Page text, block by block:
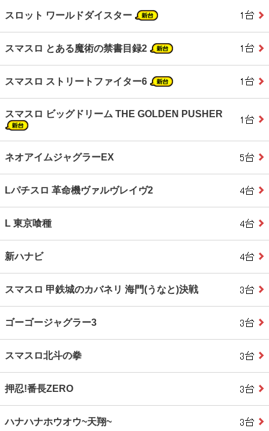
スロット ワールドダイスター
スマスロ とある魔術の禁書目録2
スマスロ ストリートファイター6
スマスロ ビッグドリーム THE GOLDEN PUSHER
ネオアイムジャグラーEX
Lパチスロ 革命機ヴァルヴレイヴ2
L 東京喰種
新ハナビ
スマスロ 甲鉄城のカバネリ 海門(うなと)決戦
ゴーゴージャグラー3
スマスロ北斗の拳
押忍!番長ZERO
ハナハナホウオウ~天翔~